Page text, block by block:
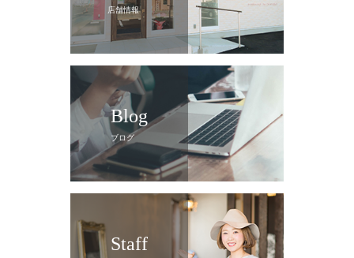
店舗情報
Blog
ブログ
Staff